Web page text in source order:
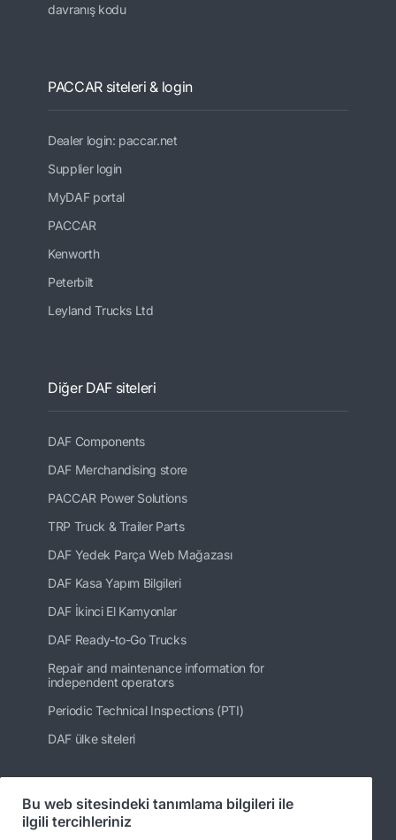
davranış kodu
PACCAR siteleri & login
Dealer login: paccar.net
Supplier login
MyDAF portal
PACCAR
Kenworth
Peterbilt
Leyland Trucks Ltd
Diğer DAF siteleri
DAF Components
DAF Merchandising store
PACCAR Power Solutions
TRP Truck & Trailer Parts
DAF Yedek Parça Web Mağazası
DAF Kasa Yapım Bilgileri
DAF İkinci El Kamyonlar
DAF Ready-to-Go Trucks
Repair and maintenance information for
independent operators
Periodic Technical Inspections (PTI)
DAF ülke siteleri
Bizi takip edin
Bu web sitesindeki tanımlama bilgileri ile
ilgili tercihleriniz